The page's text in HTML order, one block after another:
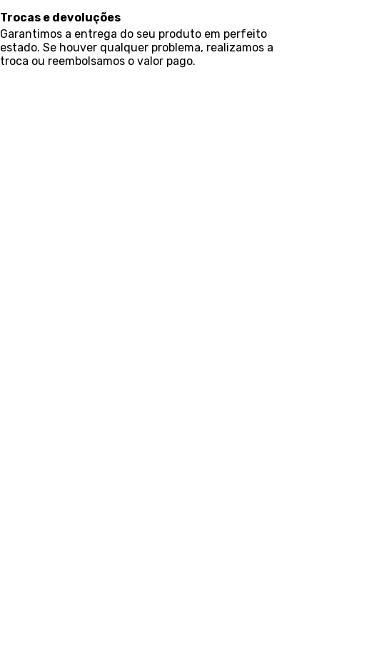
Trocas e devoluções
Garantimos a entrega do seu produto em perfeito
estado. Se houver qualquer problema, realizamos a
troca ou reembolsamos o valor pago.